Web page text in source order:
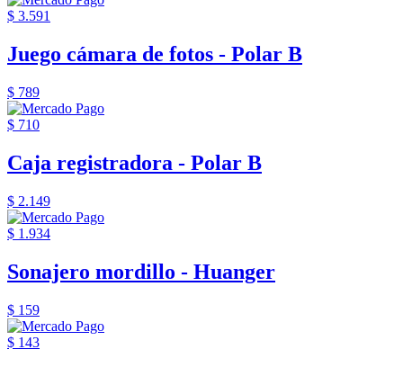
$ 3.591
Juego cámara de fotos - Polar B
$ 789
$ 710
Caja registradora - Polar B
$ 2.149
$ 1.934
Sonajero mordillo - Huanger
$ 159
$ 143